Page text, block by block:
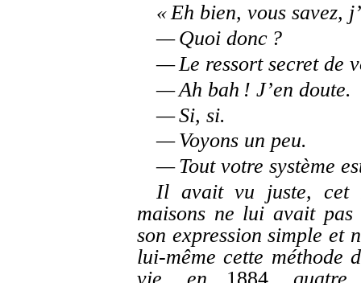
« Eh bien, vous savez,
— Quoi donc ?
— Le ressort secret de
— Ah bah ! J’en doute.
— Si, si.
— Voyons un peu.
— Tout votre système
Il avait vu juste, cet
maisons ne lui avait
son expression simple et
lui-même cette méthode